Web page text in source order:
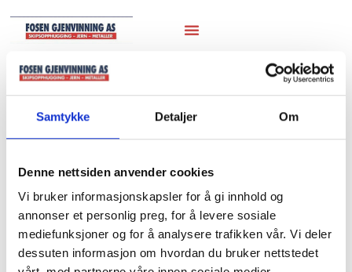
Samtykke Detaljer Om
Denne nettsiden anvender cookies
Vi bruker informasjonskapsler for å gi innhold og
annonser et personlig preg, for å levere sosiale
mediefunksjoner og for å analysere trafikken vår. Vi deler
dessuten informasjon om hvordan du bruker nettstedet
Hjem/Marineutstyr/Anker & Kjetting/ 13.
520kg
13. 520kg